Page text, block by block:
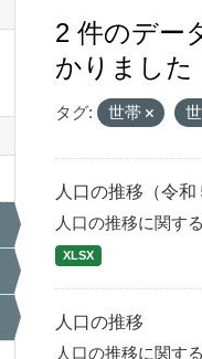
2 件のデー
かりました
タグ: 世帯
人口の推移（令和
人口の推移に関す
XLSX
人口の推移
人口の推移に関す